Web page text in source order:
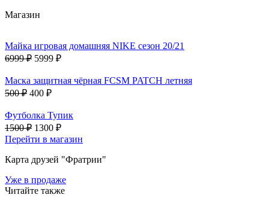
Магазин
Майка игровая домашняя NIKE сезон 20/21
6999 ₽ 5999 ₽
Маска защитная чёрная FCSM PATCH летняя
500 ₽ 400 ₽
Футболка Тупик
1500 ₽ 1300 ₽
Перейти в магазин
Карта друзей "Фратрии"
Уже в продаже
Читайте также